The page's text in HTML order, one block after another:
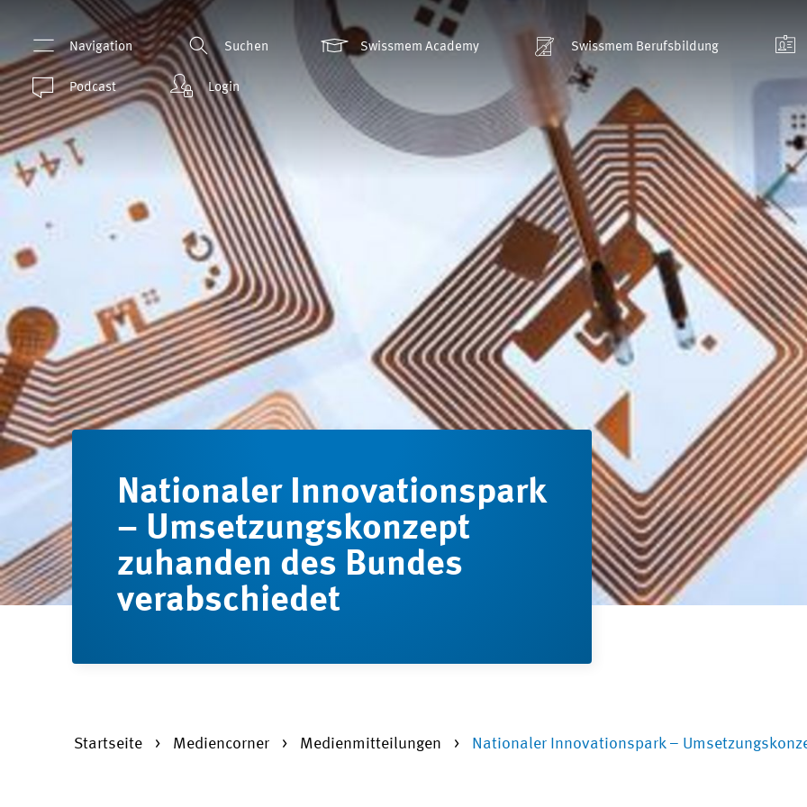
Navigation Suchen Swissmem Academy Swissmem Berufsbildung
Podcast Login
Nationaler Innovationspark
– Umsetzungskonzept
zuhanden des Bundes
verabschiedet
Startseite Mediencorner Medienmitteilungen Nationaler Innovationspark –